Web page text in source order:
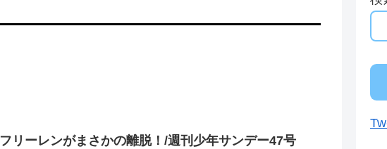
フリーレンがまさかの離脱！/週刊少年サンデー47号